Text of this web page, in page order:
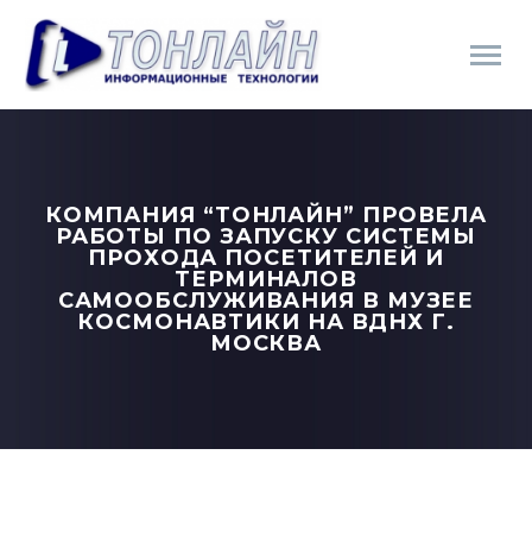
КОМПАНИЯ “ТОНЛАЙН” ПРОВЕЛА
РАБОТЫ ПО ЗАПУСКУ СИСТЕМЫ
ПРОХОДА ПОСЕТИТЕЛЕЙ И
ТЕРМИНАЛОВ
САМООБСЛУЖИВАНИЯ В МУЗЕЕ
КОСМОНАВТИКИ НА ВДНХ Г.
МОСКВА